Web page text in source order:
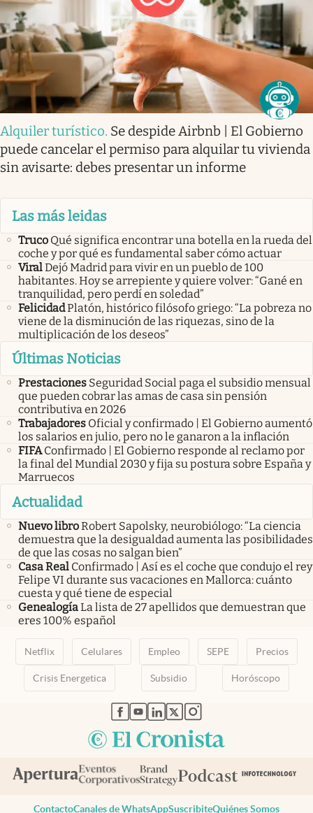
Alquiler turístico. Se despide Airbnb | El Gobierno
puede cancelar el permiso para alquilar tu vivienda
sin avisarte: debes presentar un informe
Las más leidas
Truco Qué significa encontrar una botella en la rueda del
coche y por qué es fundamental saber cómo actuar
ViralDejó Madrid para vivir en un pueblo de 100
habitantes. Hoy se arrepiente y quiere volver: “Gané en
tranquilidad, pero perdí en soledad”
FelicidadPlatón, histórico filósofo griego: “La pobreza no
viene de la disminución de las riquezas, sino de la
multiplicación de los deseos”
Últimas Noticias
Prestaciones Seguridad Social paga el subsidio mensual
que pueden cobrar las amas de casa sin pensión
contributiva en 2026
Trabajadores Oficial y confirmado | El Gobierno aumentó
los salarios en julio, pero no le ganaron a la inflación
FIFA Confirmado | El Gobierno responde al reclamo por
la final del Mundial 2030 y fija su postura sobre España y
Marruecos
Actualidad
Nuevo libroRobert Sapolsky, neurobiólogo: “La ciencia
demuestra que la desigualdad aumenta las posibilidades
de que las cosas no salgan bien”
Casa Real Confirmado | Así es el coche que condujo el rey
Felipe VI durante sus vacaciones en Mallorca: cuánto
cuesta y qué tiene de especial
GenealogíaLa lista de 27 apellidos que demuestran que
eres 100% español
Netflix Celulares Empleo SEPE Precios
Crisis Energetica Subsidio Horóscopo
abre en nueva pestaña
abre en nueva pestaña
abre en nueva pestaña
abre en nueva pestaña
abre en nueva pestaña
ContactoCanales de WhatsAppSuscribiteQuiénes Somos